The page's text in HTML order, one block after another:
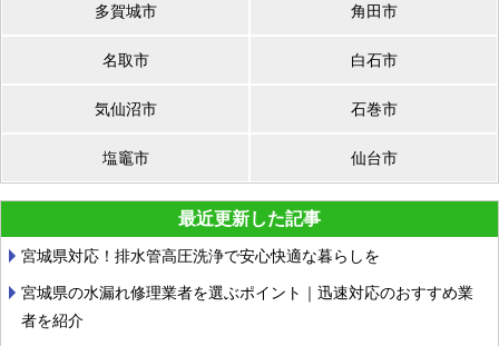
多賀城市 角田市
名取市 白石市
気仙沼市 石巻市
塩竈市 仙台市
最近更新した記事
宮城県対応！排水管高圧洗浄で安心快適な暮らしを
宮城県の水漏れ修理業者を選ぶポイント｜迅速対応のおすすめ業
者を紹介